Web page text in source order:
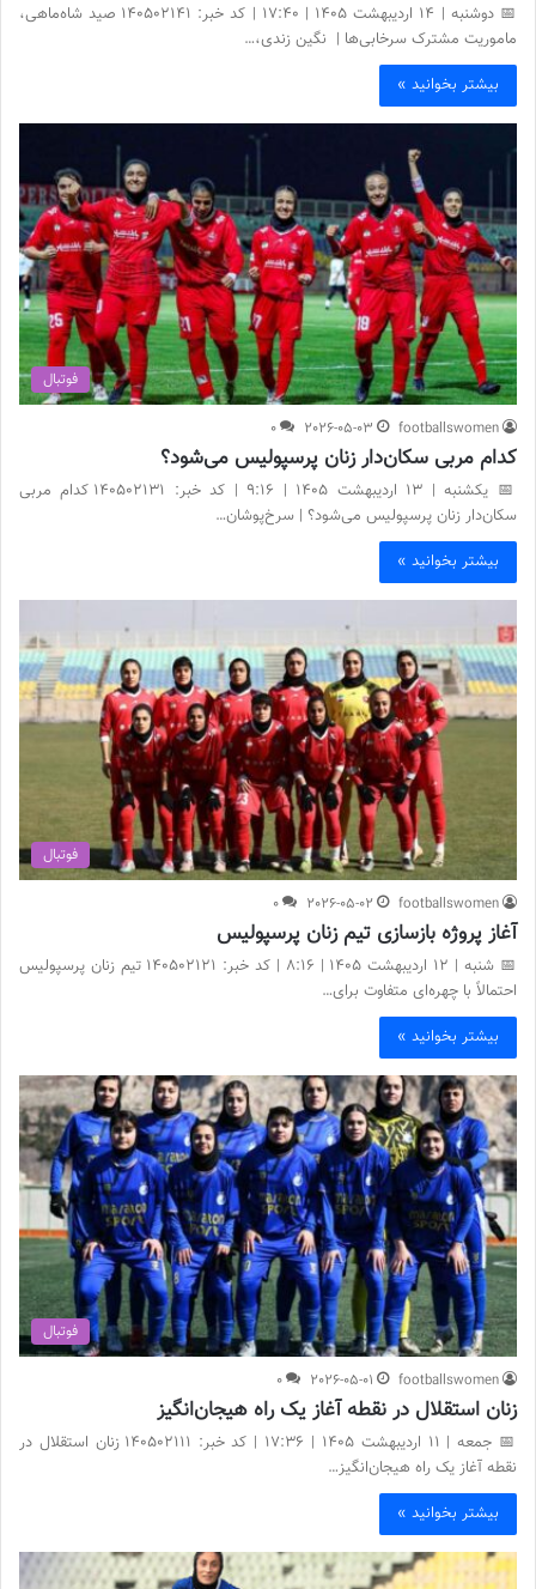
📅 دوشنبه | 14 اردیبهشت ۱۴۰۵ | 17:40 | کد خبر: 140502141 صید شاه‌ماهی،
ماموریت مشترک سرخابی‌ها | نگین زندی،…
بیشتر بخوانید »
فوتبال
footballswomen
2026-05-03
0
کدام مربی سکان‌دار زنان پرسپولیس می‌شود؟
📅 یکشنبه | 13 اردیبهشت ۱۴۰۵ | 9:16 | کد خبر: 140502131 کدام مربی
سکان‌دار زنان پرسپولیس می‌شود؟ | سرخ‌پوشان…
بیشتر بخوانید »
فوتبال
footballswomen
2026-05-02
0
آغاز پروژه بازسازی تیم زنان پرسپولیس
📅 شنبه | 12 اردیبهشت ۱۴۰۵ | 8:16 | کد خبر: 140502121 تیم زنان پرسپولیس
احتمالاً با چهره‌ای متفاوت برای…
بیشتر بخوانید »
فوتبال
footballswomen
2026-05-01
0
زنان استقلال در نقطه آغاز یک راه هیجان‌انگیز
📅 جمعه | 11 اردیبهشت ۱۴۰۵ | 17:36 | کد خبر: 140502111 زنان استقلال در
نقطه آغاز یک راه هیجان‌انگیز…
بیشتر بخوانید »